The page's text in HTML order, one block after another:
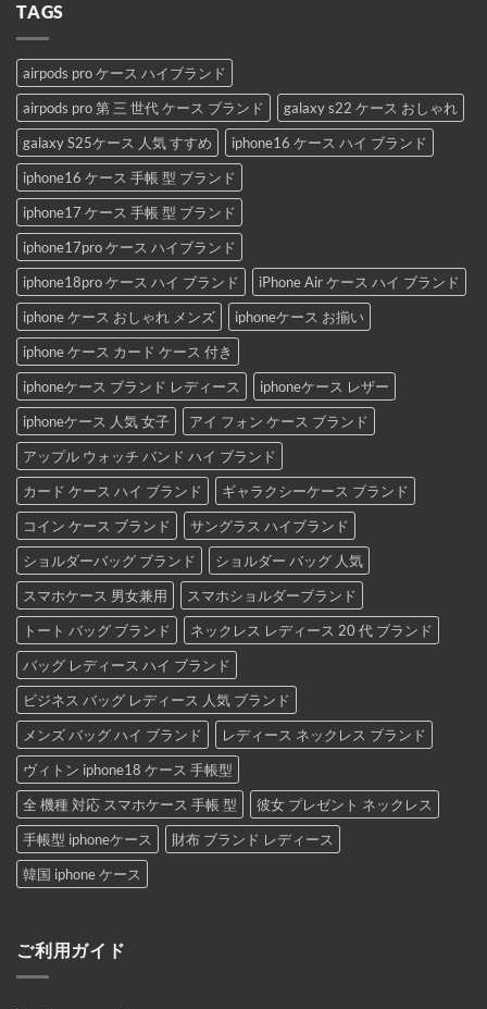
TAGS
airpods pro ケース ハイブランド
airpods pro 第 三 世代 ケース ブランド
galaxy s22 ケース おしゃれ
galaxy S25ケース 人気 すすめ
iphone16 ケース ハイ ブランド
iphone16 ケース 手帳 型 ブランド
iphone17 ケース 手帳 型 ブランド
iphone17pro ケース ハイブランド
iphone18pro ケース ハイ ブランド
iPhone Air ケース ハイ ブランド
iphone ケース おしゃれ メンズ
iphoneケース お揃い
iphone ケース カード ケース 付き
iphoneケース ブランド レディース
iphoneケース レザー
iphoneケース 人気 女子
アイ フォン ケース ブランド
アップル ウォッチ バンド ハイ ブランド
カード ケース ハイ ブランド
ギャラクシーケース ブランド
コイン ケース ブランド
サングラス ハイブランド
ショルダーバッグ ブランド
ショルダー バッグ 人気
スマホケース 男女兼用
スマホショルダーブランド
トート バッグ ブランド
ネックレス レディース 20 代 ブランド
バッグ レディース ハイ ブランド
ビジネス バッグ レディース 人気 ブランド
メンズ バッグ ハイ ブランド
レディース ネックレス ブランド
ヴィトン iphone18 ケース 手帳型
全 機種 対応 スマホケース 手帳 型
彼女 プレゼント ネックレス
手帳型 iphoneケース
財布 ブランド レディース
韓国 iphone ケース
ご利用ガイド